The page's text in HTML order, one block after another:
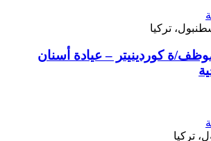
تركيا
ة كوردينيتر – عيادة أسنان
تركيا